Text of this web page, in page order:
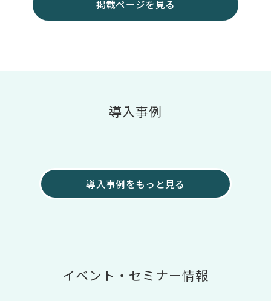
掲載ページを見る
導入事例
導入事例をもっと見る
イベント・セミナー情報